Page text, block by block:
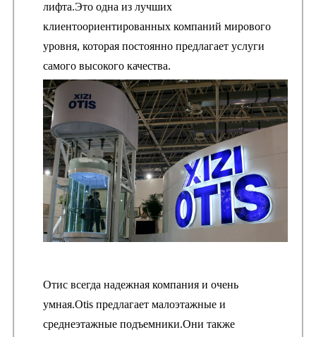
лифта.Это одна из лучших
клиентоориентированных компаний мирового
уровня, которая постоянно предлагает услуги
самого высокого качества.
Отис всегда надежная компания и очень
умная.Otis предлагает малоэтажные и
среднеэтажные подъемники.Они также